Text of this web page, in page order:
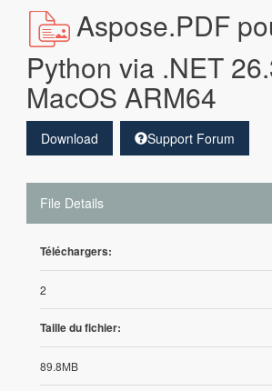
Aspose.PDF
Python via .NET
MacOS ARM64
Download Support Forum
File Details
Téléchargers:
2
Taille du fichier:
89.8MB